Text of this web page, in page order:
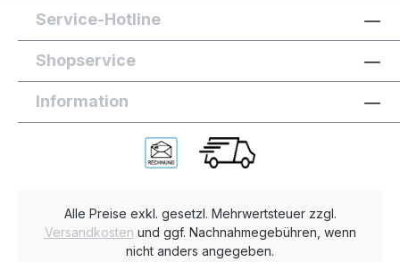
Service-Hotline
Shopservice
Information
Alle Preise exkl. gesetzl. Mehrwertsteuer zzgl.
Versandkosten und ggf. Nachnahmegebühren, wenn
nicht anders angegeben.